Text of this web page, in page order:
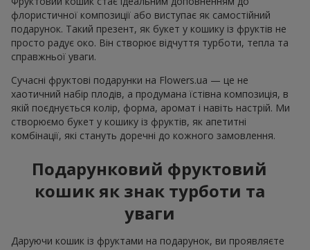
флористичної композиції або виступає як самостійний
подарунок. Такий презент, як букет у кошику із фруктів не
просто радує око. Він створює відчуття турботи, тепла та
справжньої уваги.
Сучасні фруктові подарунки на Flowers.ua — це не
хаотичний набір плодів, а продумана їстівна композиція, в
якій поєднується колір, форма, аромат і навіть настрій. Ми
створюємо букет у кошику із фруктів, як апетитні
комбінації, які стануть доречні до кожного замовлення.
Подарунковий фруктовий
кошик як знак турботи та
уваги
Даруючи кошик із фруктами на подарунок, ви проявляєте